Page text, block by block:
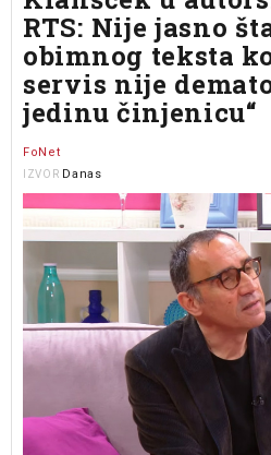
RTS: Nije jasno
obimnog teksta
servis nije
jedinu činjenicu“
FoNet
IZVOR Danas